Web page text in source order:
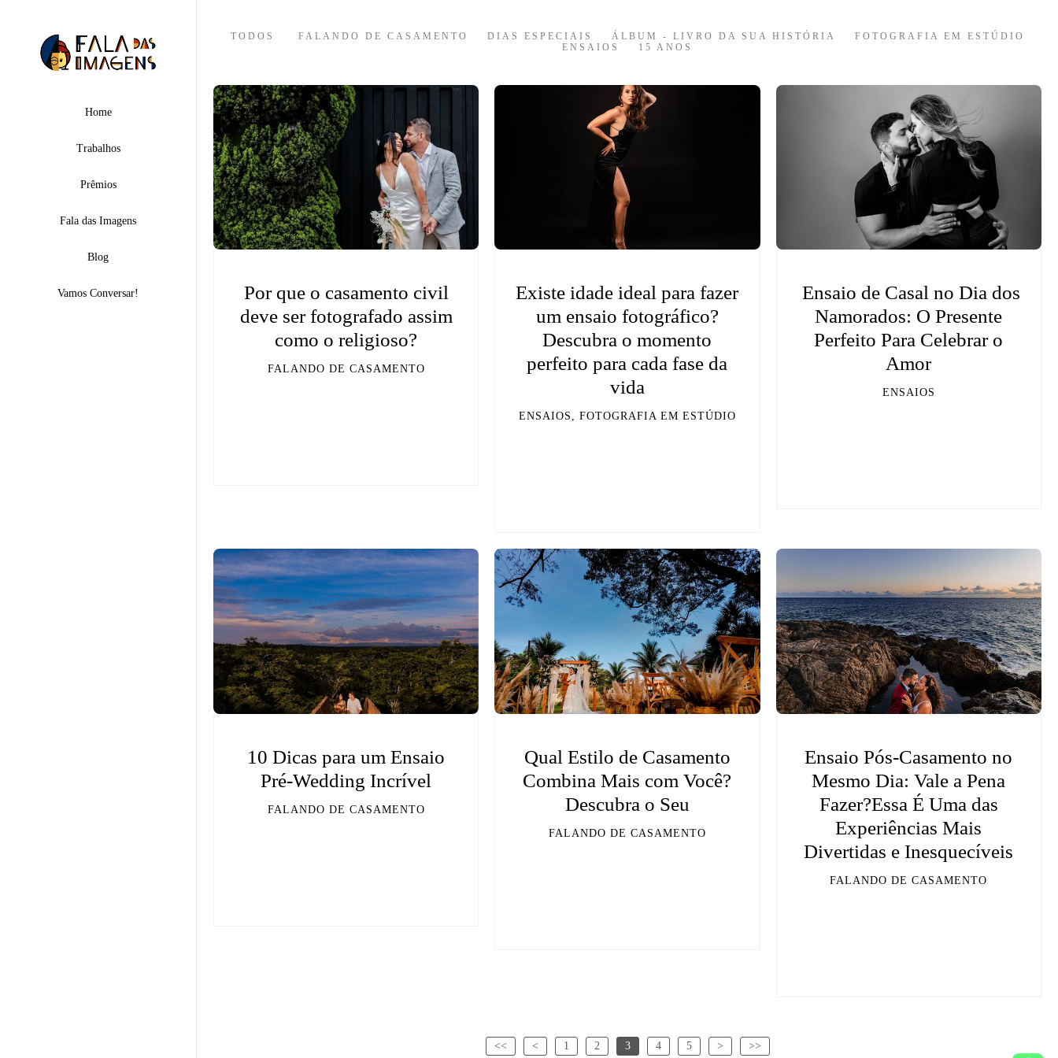
Home
Trabalhos
Prêmios
Fala das Imagens
Blog
Vamos Conversar!
TODOS FALANDO DE CASAMENTO DIAS ESPECIAIS ÁLBUM - LIVRO DA SUA HISTÓRIA
FOTOGRAFIA EM ESTÚDIO
ENSAIOS
15 ANOS
Por que o casamento civil
deve ser fotografado assim
como o religioso?
FALANDO DE CASAMENTO
Existe idade ideal para fazer
um ensaio fotográfico?
Descubra o momento
perfeito para cada fase da
vida
ENSAIOS, FOTOGRAFIA EM ESTÚDIO
Ensaio de Casal no Dia dos
Namorados: O Presente
Perfeito Para Celebrar o
Amor
ENSAIOS
10 Dicas para um Ensaio
Pré-Wedding Incrível
FALANDO DE CASAMENTO
Qual Estilo de Casamento
Combina Mais com Você?
Descubra o Seu
FALANDO DE CASAMENTO
Ensaio Pós-Casamento no
Mesmo Dia: Vale a Pena
Fazer?Essa É Uma das
Experiências Mais
Divertidas e Inesquecíveis
FALANDO DE CASAMENTO
<< < 1 2 3 4 5 > >>